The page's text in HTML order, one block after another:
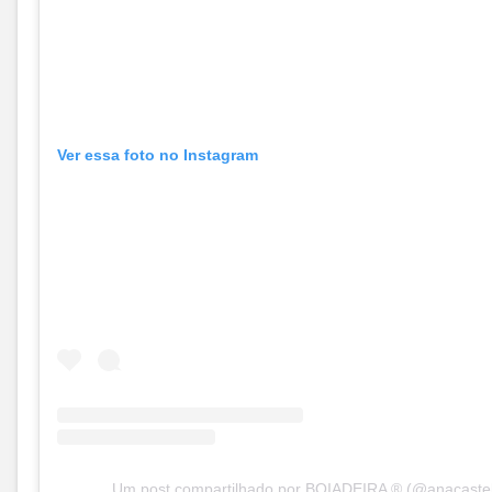
Ver essa foto no Instagram
Um post compartilhado por BOIADEIRA ®